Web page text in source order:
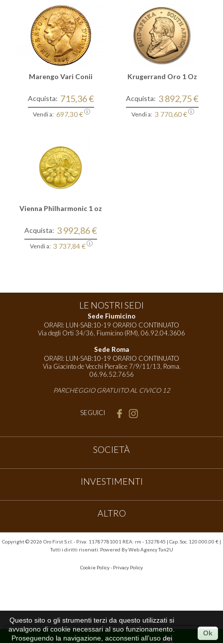
Marengo Vari Conii
Acquista: 715,36 €
Vendi a: 697,30 €
Krugerrand Oro 1 Oz
Acquista: 3 892,75 €
Vendi a: 3 770,60 €
Vienna Philharmonic 1 oz
Acquista: 3 992,86 €
Vendi a: 3 737,84 €
LE NOSTRI SEDI
Sede Fiumicino
ORARI: LUN-SAB:10-19 ORARIO CONTINUATO
Via degli Orti 34/36, Fiumicino (RM), 06.92.04.3606
Sede Roma
ORARI: LUN-SAB:10-19 ORARIO CONTINUATO
Via Giacinto de Vecchi Pieralice 7/9/11/13, Roma.
06.96.52.7656
PARCHEGGIO GRATUITO AL CIVICO 12
SEGUICI
SOCIETÀ
INVESTIMENTI
ALTRO
Questo sito o gli strumenti terzi da questo utilizzati si
avvalgono di cookie necessari al suo funzionamento.
Proseguendo la navigazione, acconsenti all’uso dei
Ok
Copyright ©2026 Oro First S.r.l. - P.iva: 11787781001 REA: rm - 1327845 | Cap. Soc. 120.000,00 € |
Tutti i diritti riservati. Powered ByWeb Agency Tun2U
Cookie Policy- Privacy Policy
Le tue preferenze relative alla privacy